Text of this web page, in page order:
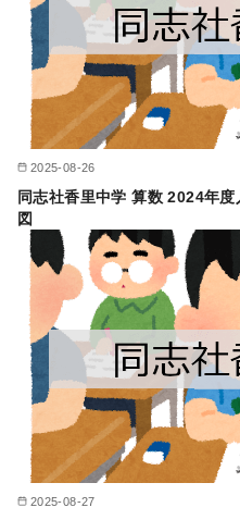
2025-08-26
同志社香里中学 算数 2024年
図
2025-08-27